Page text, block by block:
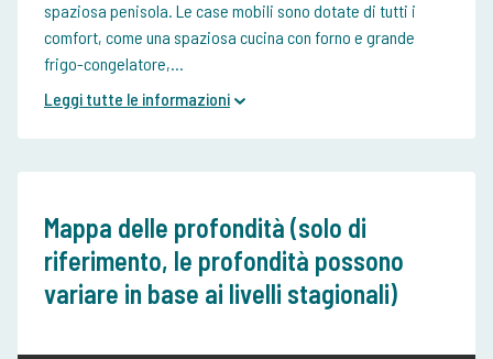
spaziosa penisola. Le case mobili sono dotate di tutti i
comfort, come una spaziosa cucina con forno e grande
frigo-congelatore,...
Leggi tutte le informazioni
Mappa delle profondità (solo di
riferimento, le profondità possono
variare in base ai livelli stagionali)